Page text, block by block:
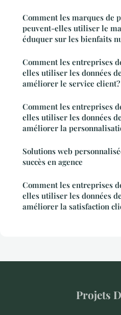
Comment les marques de
peuvent-elles utiliser le
éduquer sur les bienfaits
Comment les entreprises
elles utiliser les données
améliorer le service client?
Comment les entreprises
elles utiliser les données
améliorer la
Solutions web
succès en agence
Comment les entreprises
elles utiliser les données
améliorer la satisfaction
Projets